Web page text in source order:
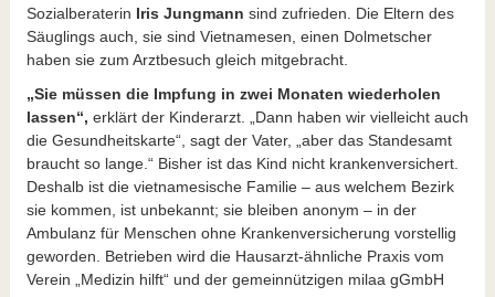
Sozialberaterin Iris Jungmann sind zufrieden. Die Eltern des
Säuglings auch, sie sind Vietnamesen, einen Dolmetscher
haben sie zum Arztbesuch gleich mitgebracht.
„Sie müssen die Impfung in zwei Monaten wiederholen
lassen“, erklärt der Kinderarzt. „Dann haben wir vielleicht auch
die Gesundheitskarte“, sagt der Vater, „aber das Standesamt
braucht so lange.“ Bisher ist das Kind nicht krankenversichert.
Deshalb ist die vietnamesische Familie – aus welchem Bezirk
sie kommen, ist unbekannt; sie bleiben anonym – in der
Ambulanz für Menschen ohne Krankenversicherung vorstellig
geworden. Betrieben wird die Hausarzt-ähnliche Praxis vom
Verein „Medizin hilft“ und der gemeinnützigen milaa gGmbH